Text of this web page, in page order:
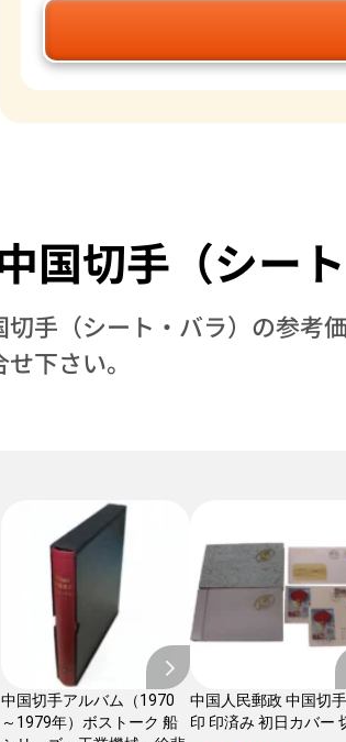
国切手（シー
切手（シート・バラ）の参考
せ下さい。
中国切手アルバム（1970
～1979年）ボストーク 船
中国人民郵政 中国切
印 印済み 初日カバー